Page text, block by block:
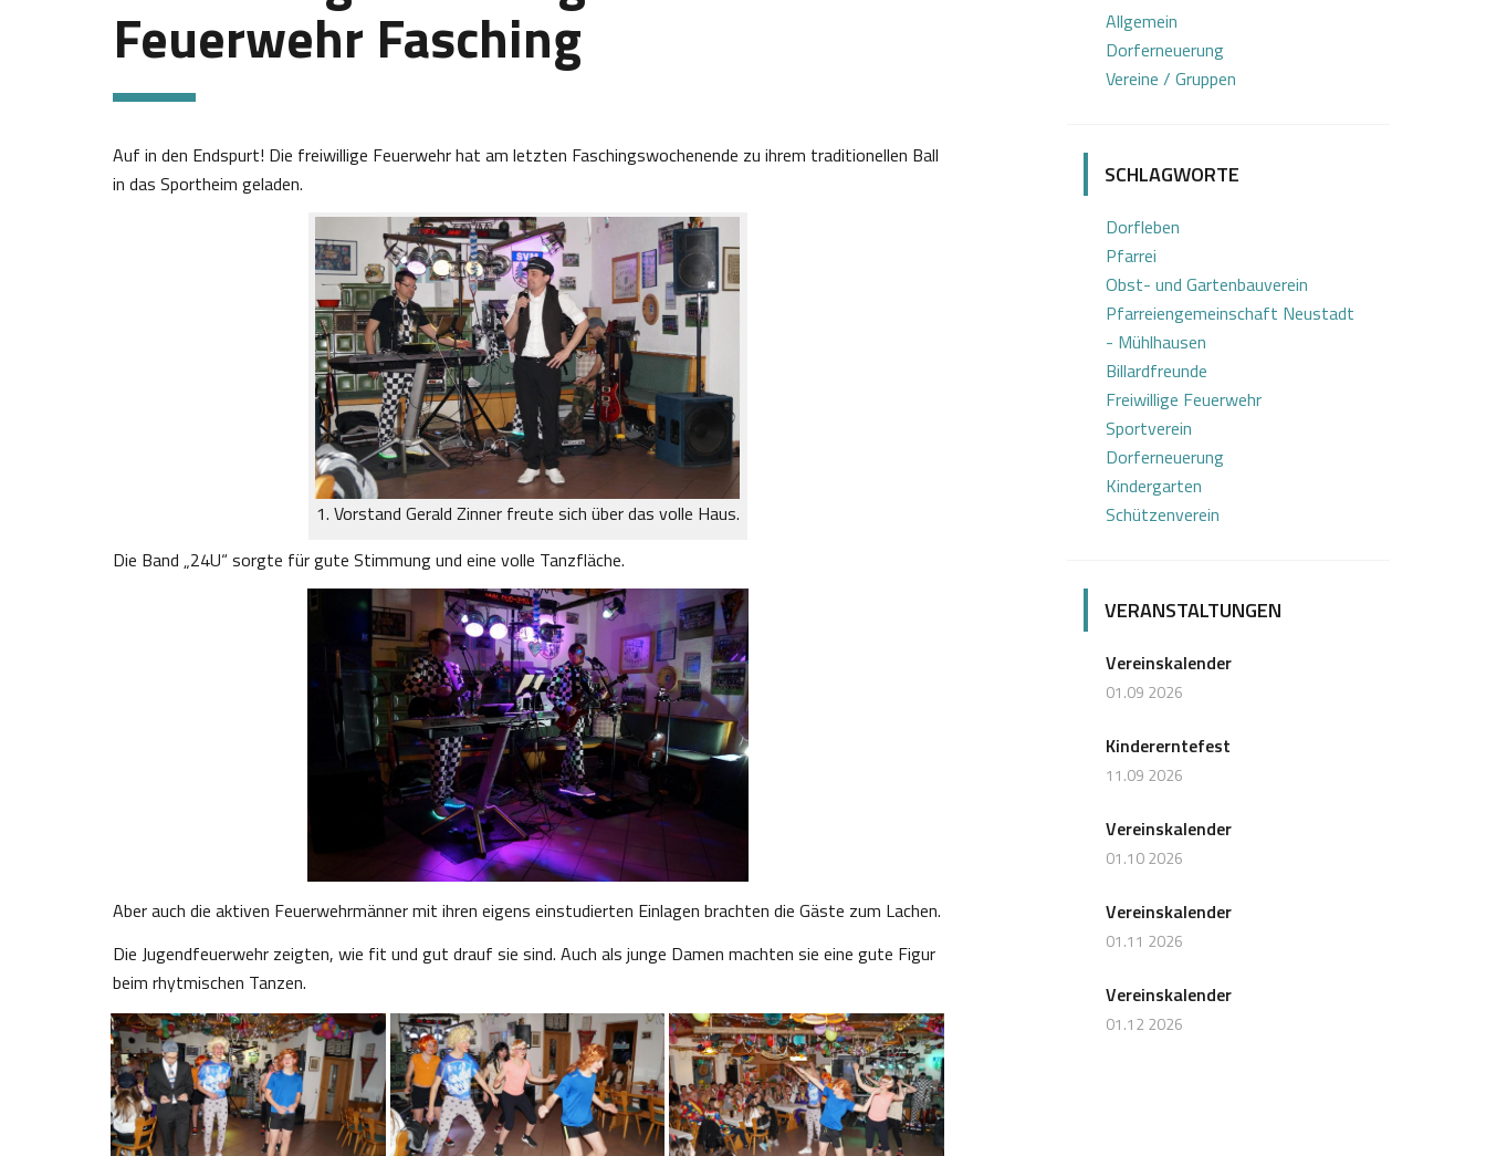
Feuerwehr Fasching
Auf in den Endspurt! Die freiwillige Feuerwehr hat am letzten Faschingswochenende zu ihrem traditionellen Ball
in das Sportheim geladen.
1. Vorstand Gerald Zinner freute sich über das volle Haus.
Die Band „24U“ sorgte für gute Stimmung und eine volle Tanzfläche.
Aber auch die aktiven Feuerwehrmänner mit ihren eigens einstudierten Einlagen brachten die Gäste zum Lachen.
Die Jugendfeuerwehr zeigten, wie fit und gut drauf sie sind. Auch als junge Damen machten sie eine gute Figur
beim rhytmischen Tanzen.
Allgemein
Dorferneuerung
Vereine / Gruppen
SCHLAGWORTE
Dorfleben
Pfarrei
Obst- und Gartenbauverein
Pfarreiengemeinschaft Neustadt
- Mühlhausen
Billardfreunde
Freiwillige Feuerwehr
Sportverein
Dorferneuerung
Kindergarten
Schützenverein
VERANSTALTUNGEN
Vereinskalender
01.09 2026
Kindererntefest
11.09 2026
Vereinskalender
01.10 2026
Vereinskalender
01.11 2026
Vereinskalender
01.12 2026